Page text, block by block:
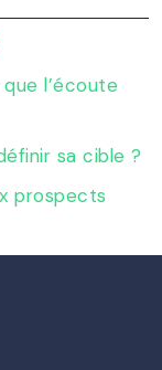
l’écoute
sa cible ?
prospects